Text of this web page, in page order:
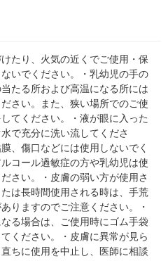
けたり、火気の近くでご使用・保
いでください。・乳幼児の手の
たる所および高温になる所には
さい。また、狭い場所でのご使
てください。・液が眼に入った
で充分に洗い流してくださ
、傷口などには使用しないでく
コール過敏症の方や乳幼児は使
さい。・皮膚の弱い方が使用さ
は長時間使用される時は、手荒
りますのでご注意ください。・
る場合は、ご使用時にゴム手袋
ください。・皮膚に異常が見ら
ちに使用を中止し、医師に相談